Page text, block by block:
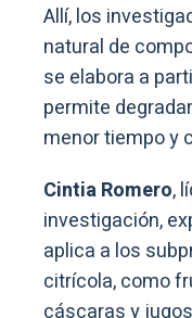
Allí, los
natural de
se elabora a
permite
menor tiempo y
Cintia Romero,
investigación,
aplica a los
citrícola, como
cáscaras y